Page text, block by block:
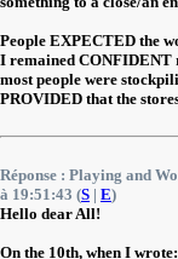
People EXPECTED the
I remained
most people were
PROVIDED that the
Réponse : Playing and
à 19:51:43 (S | E)
Hello dear All!
On the 10th, when I